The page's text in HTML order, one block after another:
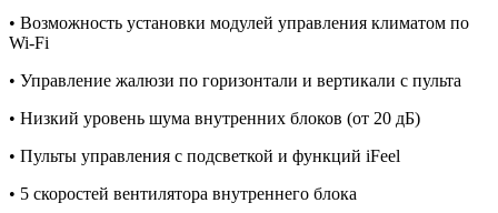
• Возможность установки модулей управления климатом по
Wi-Fi
• Управление жалюзи по горизонтали и вертикали с пульта
• Низкий уровень шума внутренних блоков (от 20 дБ)
• Пульты управления с подсветкой и функций iFeel
• 5 скоростей вентилятора внутреннего блока